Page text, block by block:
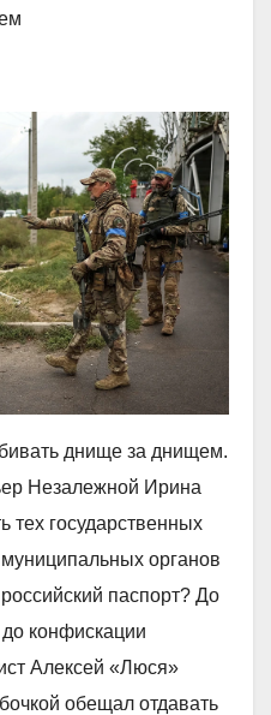
днище за днищем.
Незалежной Ирина
тех государственных
органов
паспорт? До
конфискации
Алексей «Люся»
обещал отдавать